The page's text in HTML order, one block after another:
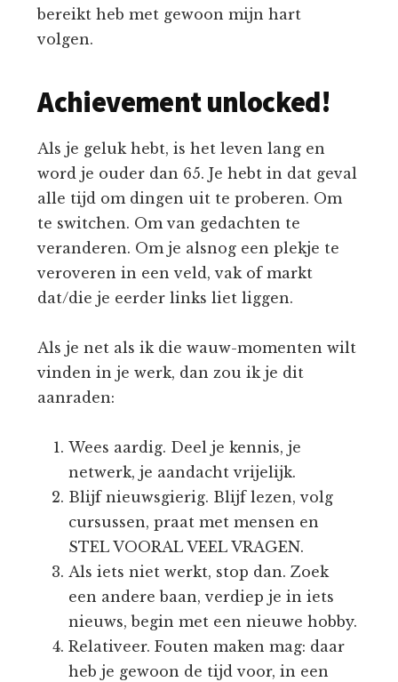
bereikt heb met gewoon mijn hart
volgen.
Achievement unlocked!
Als je geluk hebt, is het leven lang en
word je ouder dan 65. Je hebt in dat geval
alle tijd om dingen uit te proberen. Om
te switchen. Om van gedachten te
veranderen. Om je alsnog een plekje te
veroveren in een veld, vak of markt
dat/die je eerder links liet liggen.
Als je net als ik die wauw-momenten wilt
vinden in je werk, dan zou ik je dit
aanraden:
Wees aardig. Deel je kennis, je
netwerk, je aandacht vrijelijk.
Blijf nieuwsgierig. Blijf lezen, volg
cursussen, praat met mensen en
STEL VOORAL VEEL VRAGEN.
Als iets niet werkt, stop dan. Zoek
een andere baan, verdiep je in iets
nieuws, begin met een nieuwe hobby.
Relativeer. Fouten maken mag: daar
heb je gewoon de tijd voor, in een